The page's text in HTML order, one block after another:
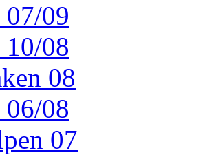
09
10/08
08
06/08
07